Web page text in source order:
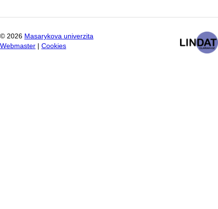
© 2026 Masarykova univerzita
Webmaster
Cookies